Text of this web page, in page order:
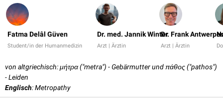
Fatma Delâl Güven
Student/in der Humanmedizin
Dr. med. Jannik Winter
Arzt | Ärztin
Dr. Frank
Arzt | Ärztin
von altgriechisch: μήτρα ("metra") - Gebärmutter und πάθος ("pathos")
- Leiden
Englisch: Metropathy